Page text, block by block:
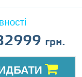
грн.